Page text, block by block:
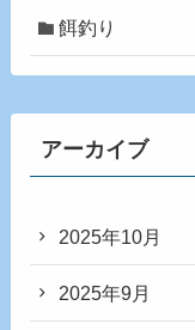
餌釣り
アーカイブ
2025年10月
2025年9月